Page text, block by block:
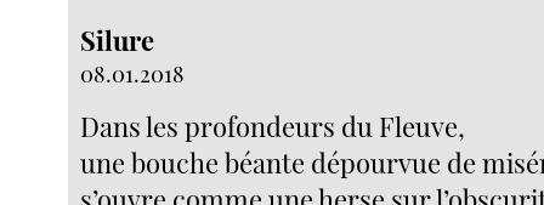
Silure
08.01.2018
Dans les profondeurs du Fleuve,
une bouche béante dépourvue de